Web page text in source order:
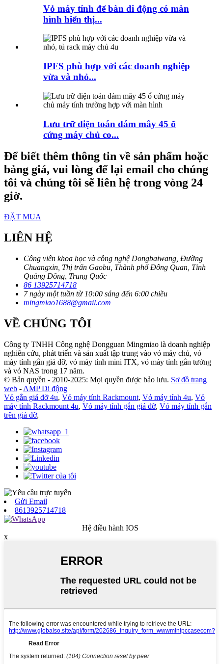
Vỏ máy tính để bàn di động có màn
hình hiển thị...
IPFS phù hợp với các doanh nghiệp
vừa và nhỏ...
Lưu trữ điện toán đám mây 45 ổ
cứng máy chủ co...
Để biết thêm thông tin về sản phẩm hoặc
bảng giá, vui lòng để lại email cho chúng
tôi và chúng tôi sẽ liên hệ trong vòng 24
giờ.
ĐẶT MUA
LIÊN HỆ
Công viên khoa học và công nghệ Dongbaiwang, Đường
Chuangxin, Thị trấn Gaobu, Thành phố Đông Quan, Tỉnh
Quảng Đông, Trung Quốc
86 13925714718
7 ngày một tuần từ 10:00 sáng đến 6:00 chiều
mingmiao1688@gmail.com
VỀ CHÚNG TÔI
Công ty TNHH Công nghệ Dongguan Mingmiao là doanh nghiệp
nghiên cứu, phát triển và sản xuất tập trung vào vỏ máy chủ, vỏ
máy tính gắn giá đỡ, vỏ máy tính mini ITX, vỏ máy tính gắn tường
và vỏ NAS trong 17 năm.
© Bản quyền - 2010-2025: Mọi quyền được bảo lưu. Sơ đồ trang
web - AMP Di động
Vỏ gắn giá đỡ 4u, Vỏ máy tính Rackmount, Vỏ máy tính 4u, Vỏ
máy tính Rackmount 4u, Vỏ máy tính gắn giá đỡ, Vỏ máy tính gắn
trên giá đỡ,
Gửi Email
8613925714718
Hệ điều hành IOS
x